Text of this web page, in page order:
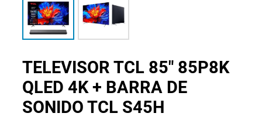
TELEVISOR TCL 85″ 85P8K
QLED 4K + BARRA DE
SONIDO TCL S45H